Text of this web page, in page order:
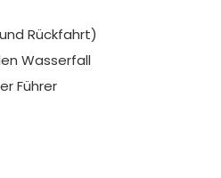
Rückfahrt)
Wasserfall
Führer